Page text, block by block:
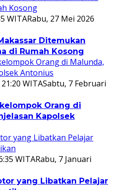
WITARabu, 27 Mei 2026
Ditemukan
di Rumah Kosong
WITASabtu, 7 Februari
Orang di
Kapolsek
WITARabu, 7 Januari
yang Libatkan Pelajar